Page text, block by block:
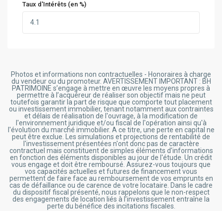
Taux d'Intérêts (en %)
Photos et informations non contractuelles - Honoraires à charge
du vendeur ou du promoteur. AVERTISSEMENT IMPORTANT : BH
PATRIMOINE s’engage à mettre en œuvre les moyens propres à
permettre à l’acquéreur de réaliser son objectif mais ne peut
toutefois garantir la part de risque que comporte tout placement
ou investissement immobilier, tenant notamment aux contraintes
et délais de réalisation de l'ouvrage, à la modification de
l'environnement juridique et/ou fiscal de l'opération ainsi qu'à
l'évolution du marché immobilier. A ce titre, une perte en capital ne
peut être exclue. Les simulations et projections de rentabilité de
l'investissement présentées n'ont donc pas de caractère
contractuel mais constituent de simples éléments d'informations
en fonction des éléments disponibles au jour de l'étude. Un crédit
vous engage et doit être remboursé. Assurez-vous toujours que
vos capacités actuelles et futures de financement vous
permettent de faire face au remboursement de vos emprunts en
cas de défaillance ou de carence de votre locataire. Dans le cadre
du dispositif fiscal présenté, nous rappelons que le non-respect
des engagements de location liés à l’investissement entraîne la
perte du bénéfice des incitations fiscales.